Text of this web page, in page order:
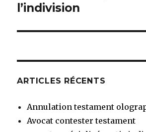
suivant :
l’indivision
ARTICLES RÉCENTS
Annulation testament
Avocat contester testament